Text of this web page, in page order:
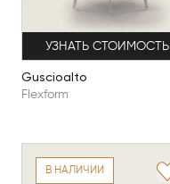
УЗНАТЬ СТОИМОСТЬ
Guscioalto
Flexform
В НАЛИЧИИ